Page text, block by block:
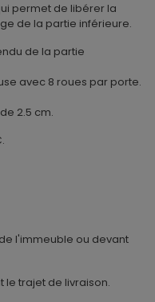
permet de libérer la
de la partie inférieure.
de la partie
avec 8 roues par porte.
2.5 cm.
l'immeuble ou devant
le trajet de livraison.